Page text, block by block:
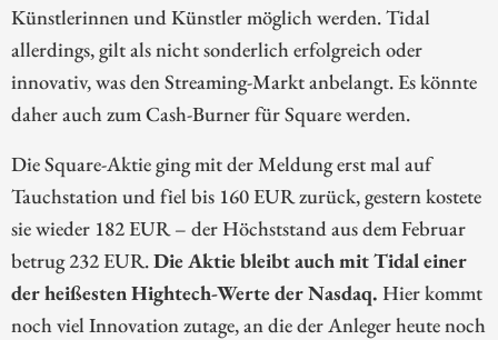
Künstlerinnen und Künstler möglich werden. Tidal
allerdings, gilt als nicht sonderlich erfolgreich oder
innovativ, was den Streaming-Markt anbelangt. Es könnte
daher auch zum Cash-Burner für Square werden.
Die Square-Aktie ging mit der Meldung erst mal auf
Tauchstation und fiel bis 160 EUR zurück, gestern kostete
sie wieder 182 EUR – der Höchststand aus dem Februar
betrug 232 EUR.Die Aktie bleibt auch mit Tidal einer
der heißesten Hightech-Werte der Nasdaq. Hier kommt
noch viel Innovation zutage, an die der Anleger heute noch